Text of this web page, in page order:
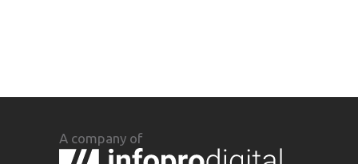
A company of